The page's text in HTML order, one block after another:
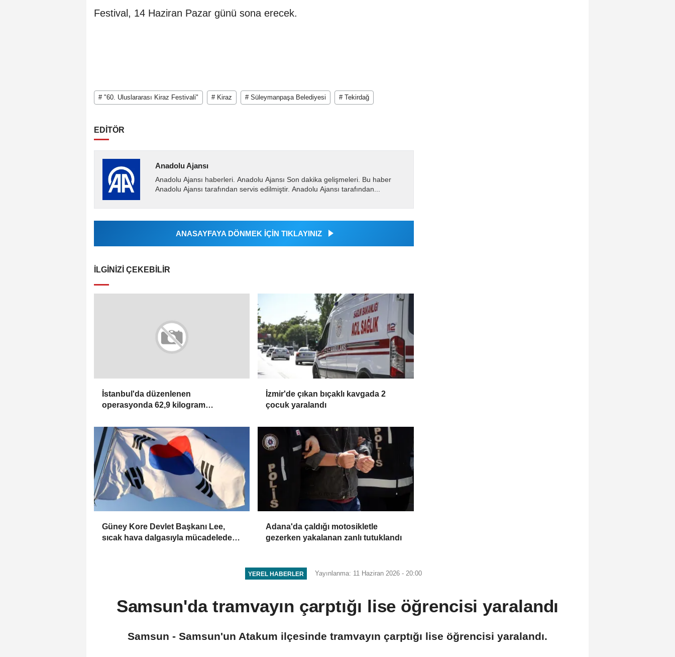
Festival, 14 Haziran Pazar günü sona erecek.
# "60. Uluslararası Kiraz Festivali" # Kiraz # Süleymanpaşa Belediyesi # Tekirdağ
EDİTÖR
Anadolu Ajansı
Anadolu Ajansı haberleri. Anadolu Ajansı Son dakika gelişmeleri. Bu haber
Anadolu Ajansı tarafından servis edilmiştir. Anadolu Ajansı tarafından...
ANASAYFAYA DÖNMEK İÇİN TIKLAYINIZ
İLGINIZI ÇEKEBILIR
İstanbul'da düzenlenen
operasyonda 62,9 kilogram
İzmir'de çıkan bıçaklı kavgada 2
çocuk yaralandı
Güney Kore Devlet Başkanı Lee,
sıcak hava dalgasıyla mücadelede
Adana'da çaldığı motosikletle
gezerken yakalanan zanlı tutuklandı
YEREL HABERLER Yayınlanma: 11 Haziran 2026 - 20:00
Samsun'da tramvayın çarptığı lise öğrencisi yaralandı
Samsun - Samsun'un Atakum ilçesinde tramvayın çarptığı lise öğrencisi yaralandı.